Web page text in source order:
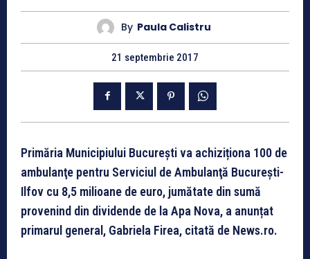
By Paula Calistru
21 septembrie 2017
Primăria Municipiului București va achiziționa 100 de
ambulanţe pentru Serviciul de Ambulanţă Bucureşti-
Ilfov cu 8,5 milioane de euro, jumătate din sumă
provenind din dividende de la Apa Nova, a anunțat
primarul general, Gabriela Firea, citată de News.ro.